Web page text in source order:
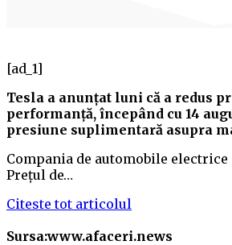
[ad_1]
Tesla a anunțat luni că a redus
performanță, începând cu 14
presiune suplimentară asupra
Compania de automobile
Prețul de…
Citeste tot articolul
Sursa:www.afaceri.news